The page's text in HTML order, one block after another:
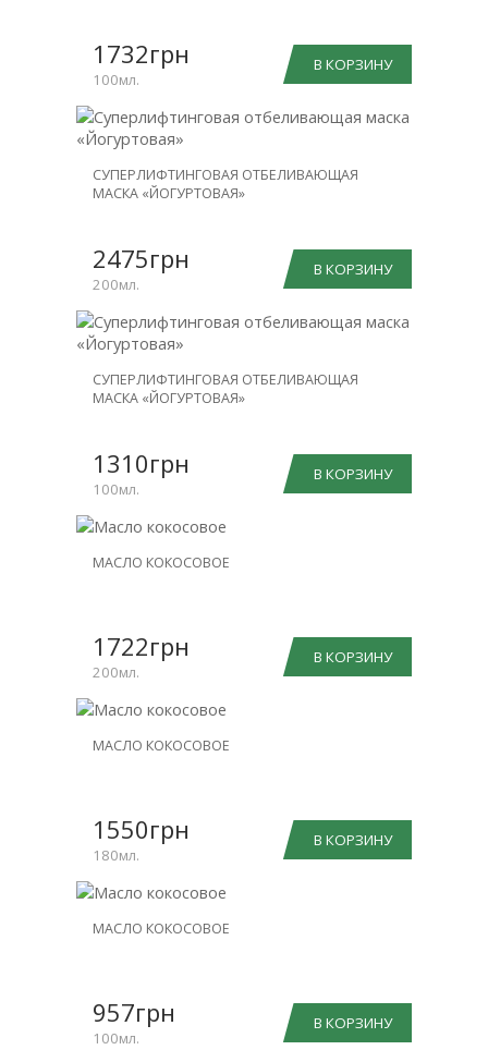
В КОРЗИНУ
1732грн
100мл.
СУПЕРЛИФТИНГОВАЯ ОТБЕЛИВАЮЩАЯ
МАСКА «ЙОГУРТОВАЯ»
В КОРЗИНУ
2475грн
200мл.
СУПЕРЛИФТИНГОВАЯ ОТБЕЛИВАЮЩАЯ
МАСКА «ЙОГУРТОВАЯ»
В КОРЗИНУ
1310грн
100мл.
МАСЛО КОКОСОВОЕ
В КОРЗИНУ
1722грн
200мл.
МАСЛО КОКОСОВОЕ
В КОРЗИНУ
1550грн
180мл.
МАСЛО КОКОСОВОЕ
В КОРЗИНУ
957грн
100мл.